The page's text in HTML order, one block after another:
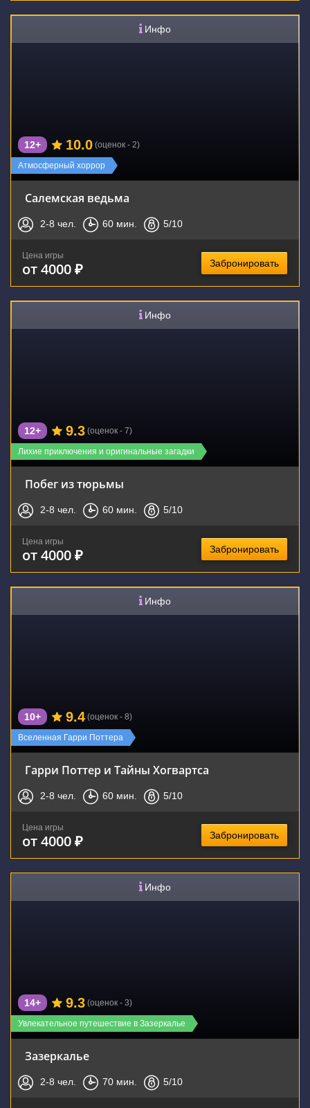
Инфо
Атмосферный хоррор
12+ 10.0 (оценок - 2)
Салемская ведьма
2-8 чел. 60 мин. 5/10
Цена игры
от 4000 ₽ Забронировать
Инфо
Лихие приключения и оригинальные загадки
12+ 9.3 (оценок - 7)
Побег из тюрьмы
2-8 чел. 60 мин. 5/10
Цена игры
от 4000 ₽ Забронировать
Инфо
Вселенная Гарри Поттера
10+ 9.4 (оценок - 8)
Гарри Поттер и Тайны Хогвартса
2-8 чел. 60 мин. 5/10
Цена игры
от 4000 ₽ Забронировать
Инфо
Увлекательное путешествие в Зазеркалье
14+ 9.3 (оценок - 3)
Зазеркалье
2-8 чел. 70 мин. 5/10